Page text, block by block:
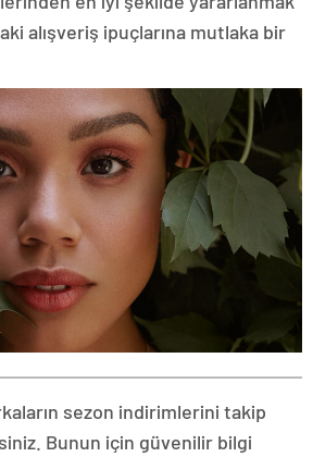
alışveriş ipuçlarına mutlaka bir
sezon indirimlerini takip
Bunun için güvenilir bilgi